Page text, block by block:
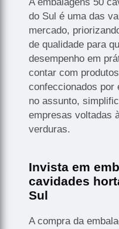
do Sul é uma das
mercado,
de qualidade para
desempenho em
contar com
confeccionados por
no assunto,
empresas voltadas
verduras.
Invista em
cavidades
Sul
A compra da